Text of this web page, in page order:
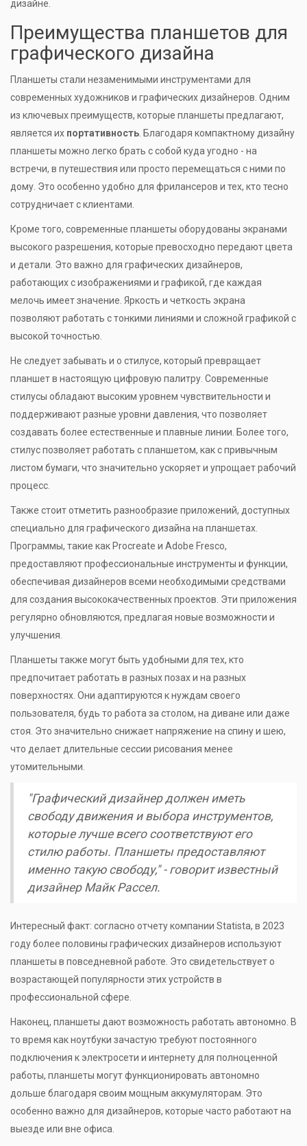
дизайне.
Преимущества планшетов для
графического дизайна
Планшеты стали незаменимыми инструментами для
современных художников и графических дизайнеров. Одним
из ключевых преимуществ, которые планшеты предлагают,
является их портативность . Благодаря компактному дизайну
планшеты можно легко брать с собой куда угодно - на
встречи, в путешествия или просто перемещаться с ними по
дому. Это особенно удобно для фрилансеров и тех, кто тесно
сотрудничает с клиентами.
Кроме того, современные планшеты оборудованы экранами
высокого разрешения, которые превосходно передают цвета
и детали. Это важно для графических дизайнеров,
работающих с изображениями и графикой, где каждая
мелочь имеет значение. Яркость и четкость экрана
позволяют работать с тонкими линиями и сложной графикой с
высокой точностью.
Не следует забывать и о стилусе, который превращает
планшет в настоящую цифровую палитру. Современные
стилусы обладают высоким уровнем чувствительности и
поддерживают разные уровни давления, что позволяет
создавать более естественные и плавные линии. Более того,
стилус позволяет работать с планшетом, как с привычным
листом бумаги, что значительно ускоряет и упрощает рабочий
процесс.
Также стоит отметить разнообразие приложений, доступных
специально для графического дизайна на планшетах.
Программы, такие как Procreate и Adobe Fresco,
предоставляют профессиональные инструменты и функции,
обеспечивая дизайнеров всеми необходимыми средствами
для создания высококачественных проектов. Эти приложения
регулярно обновляются, предлагая новые возможности и
улучшения.
Планшеты также могут быть удобными для тех, кто
предпочитает работать в разных позах и на разных
поверхностях. Они адаптируются к нуждам своего
пользователя, будь то работа за столом, на диване или даже
стоя. Это значительно снижает напряжение на спину и шею,
что делает длительные сессии рисования менее
утомительными.
"Графический дизайнер должен иметь
свободу движения и выбора инструментов,
которые лучше всего соответствуют его
стилю работы. Планшеты предоставляют
именно такую свободу," - говорит известный
дизайнер Майк Рассел.
Интересный факт: согласно отчету компании Statista, в 2023
году более половины графических дизайнеров используют
планшеты в повседневной работе. Это свидетельствует о
возрастающей популярности этих устройств в
профессиональной сфере.
Наконец, планшеты дают возможность работать автономно. В
то время как ноутбуки зачастую требуют постоянного
подключения к электросети и интернету для полноценной
работы, планшеты могут функционировать автономно
дольше благодаря своим мощным аккумуляторам. Это
особенно важно для дизайнеров, которые часто работают на
выезде или вне офиса.